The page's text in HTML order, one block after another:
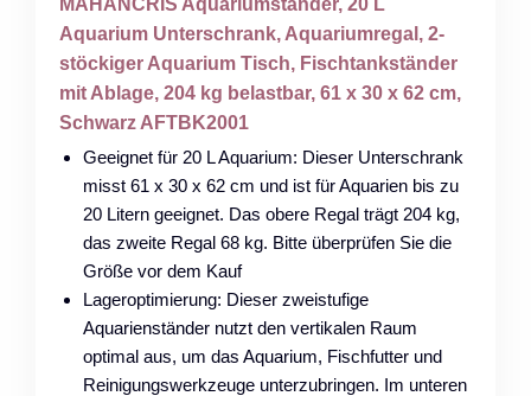
Aquarium Unterschrank, Aquariumregal, 2-
stöckiger Aquarium Tisch, Fischtankständer
mit Ablage, 204 kg belastbar, 61 x 30 x 62 cm,
Schwarz AFTBK2001
Geeignet für 20 L Aquarium: Dieser Unterschrank
misst 61 x 30 x 62 cm und ist für Aquarien bis zu
20 Litern geeignet. Das obere Regal trägt 204 kg,
das zweite Regal 68 kg. Bitte überprüfen Sie die
Größe vor dem Kauf
Lageroptimierung: Dieser zweistufige
Aquarienständer nutzt den vertikalen Raum
optimal aus, um das Aquarium, Fischfutter und
Reinigungswerkzeuge unterzubringen. Im unteren